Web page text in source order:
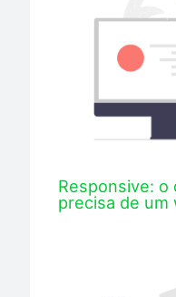
Responsive: o
precisa de um